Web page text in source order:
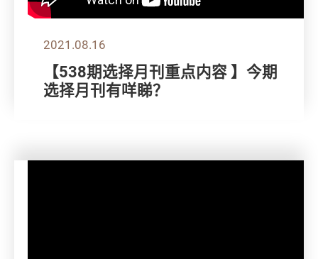
2021.08.16
【538期选择月刊重点内容 】今期
选择月刊有咩睇？